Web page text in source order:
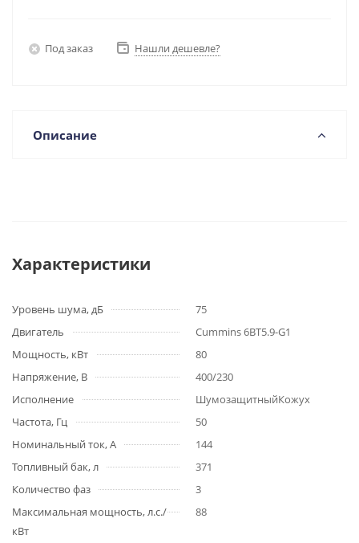
Под заказ Нашли дешевле?
Описание
Характеристики
Уровень шума, дБ
75
Двигатель
Cummins 6BT5.9-G1
Мощность, кВт
80
Напряжение, В
400/230
Исполнение
ШумозащитныйКожух
Частота, Гц
50
Номинальный ток, А
144
Топливный бак, л
371
Количество фаз
3
Максимальная мощность, л.с./
кВт
88